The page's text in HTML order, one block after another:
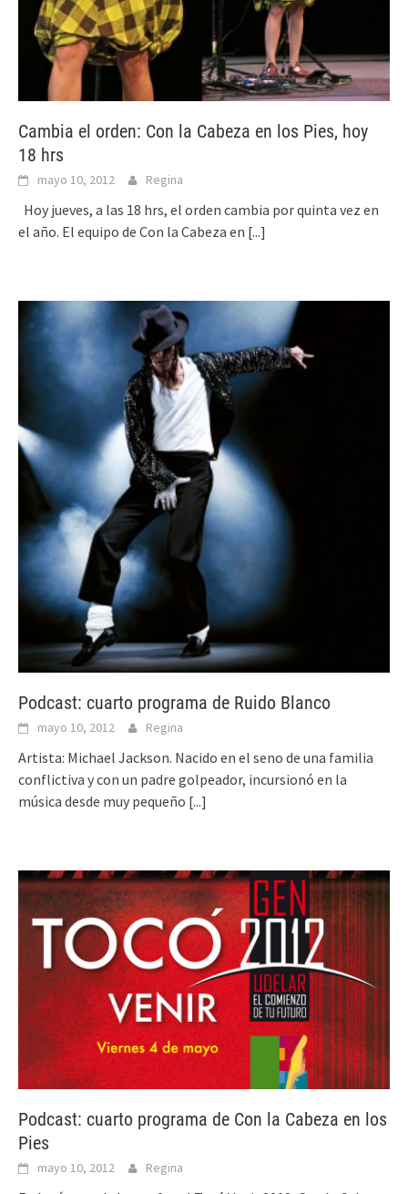
Cambia el orden: Con la Cabeza en los Pies, hoy
18 hrs
mayo 10, 2012 Regina
Hoy jueves, a las 18 hrs, el orden cambia por quinta vez en
el año. El equipo de Con la Cabeza en [...]
Podcast: cuarto programa de Ruido Blanco
mayo 10, 2012 Regina
Artista: Michael Jackson. Nacido en el seno de una familia
conflictiva y con un padre golpeador, incursionó en la
música desde muy pequeño [...]
Podcast: cuarto programa de Con la Cabeza en los
Pies
mayo 10, 2012 Regina